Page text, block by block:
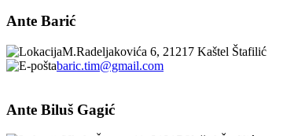
Ante Barić
M.Radeljakovića 6, 21217 Kaštel Štafilić
baric.tim@gmail.com
Ante Biluš Gagić